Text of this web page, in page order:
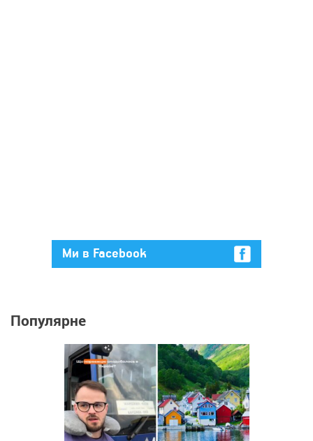
Ми в Facebook
Популярне
258